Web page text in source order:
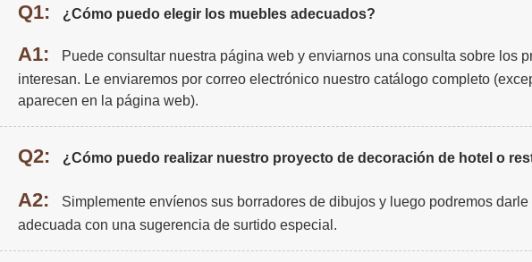
Q1: ¿Cómo puedo elegir los muebles adecuados?
A1:
Puede consultar nuestra página web y enviarnos una consulta sobre los
interesan. Le enviaremos por correo electrónico nuestro catálogo completo
aparecen en la página web).
Q2: ¿Cómo puedo realizar nuestro proyecto de decoración de hotel o
A2:
Simplemente envíenos sus borradores de dibujos y luego podremos darle
adecuada con una sugerencia de surtido especial.